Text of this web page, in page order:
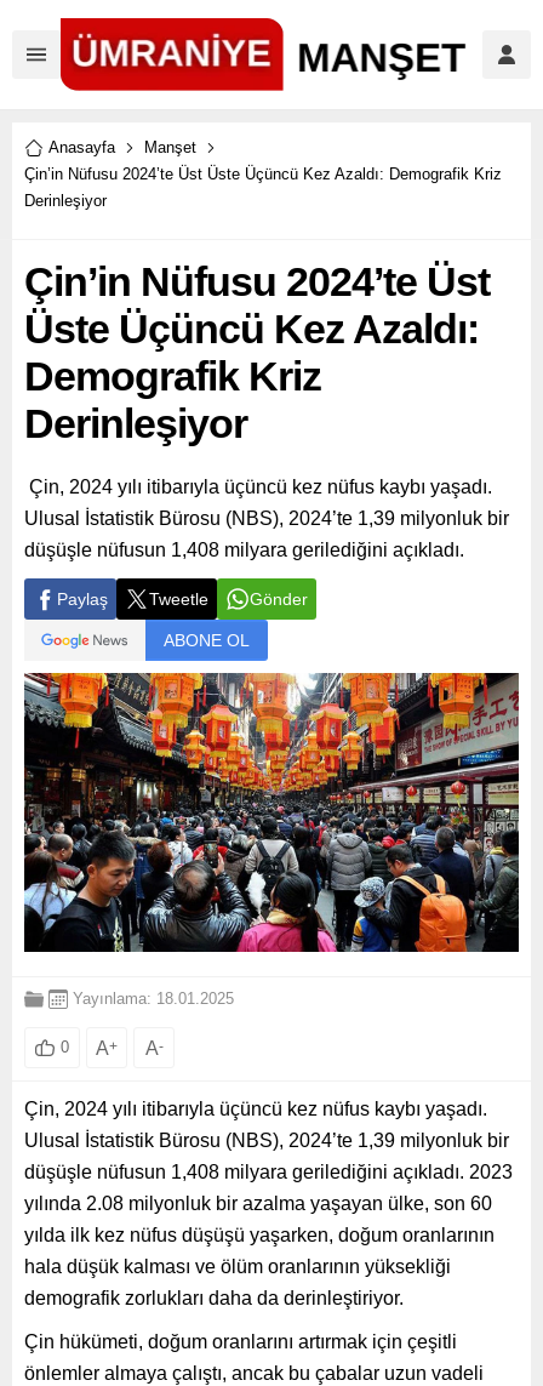
Anasayfa
Manşet
Çin’in Nüfusu 2024’te Üst Üste Üçüncü Kez Azaldı: Demografik Kriz
Derinleşiyor
Çin’in Nüfusu 2024’te Üst
Üste Üçüncü Kez Azaldı:
Demografik Kriz
Derinleşiyor
Çin, 2024 yılı itibarıyla üçüncü kez nüfus kaybı yaşadı.
Ulusal İstatistik Bürosu (NBS), 2024’te 1,39 milyonluk bir
düşüşle nüfusun 1,408 milyara gerilediğini açıkladı.
Paylaş Tweetle Gönder
ABONE OL
Yayınlama: 18.01.2025
0 A+ A-
Çin, 2024 yılı itibarıyla üçüncü kez nüfus kaybı yaşadı.
Ulusal İstatistik Bürosu (NBS), 2024’te 1,39 milyonluk bir
düşüşle nüfusun 1,408 milyara gerilediğini açıkladı. 2023
yılında 2.08 milyonluk bir azalma yaşayan ülke, son 60
yılda ilk kez nüfus düşüşü yaşarken, doğum oranlarının
hala düşük kalması ve ölüm oranlarının yüksekliği
demografik zorlukları daha da derinleştiriyor.
Çin hükümeti, doğum oranlarını artırmak için çeşitli
önlemler almaya çalıştı, ancak bu çabalar uzun vadeli